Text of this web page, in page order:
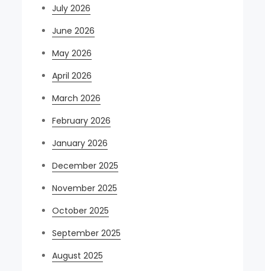
July 2026
June 2026
May 2026
April 2026
March 2026
February 2026
January 2026
December 2025
November 2025
October 2025
September 2025
August 2025